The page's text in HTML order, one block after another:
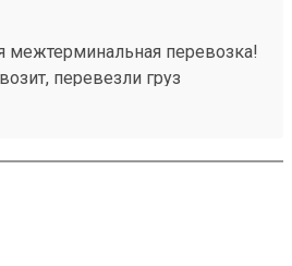
межтерминальная перевозка!
перевезли груз